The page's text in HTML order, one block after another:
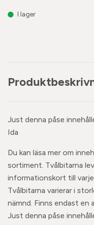
I lager
Just denna påse
Ida
Du kan läsa mer om
sortiment. Tvålbitarna
informationskort till
Tvålbitarna varierar i
nämnd. Finns endast en
Just denna påse